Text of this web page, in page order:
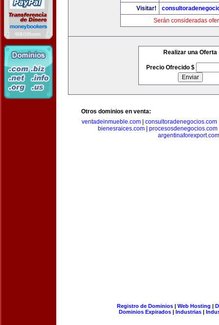
Visitar!
Serán consideradas
Realizar una Oferta
Precio Ofrecido $
Otros dominios en venta:
ventadeinmueble.com| consultoradenegocios.com
bienesraices.com
procesosdenegocios.com
argentinaforexport.com
Registro de Dominios| Web Hosting |
Dominios Expirados | Industrias |